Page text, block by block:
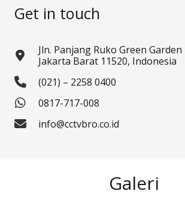
Get in touch
Jln. Panjang Ruko Green
Jakarta Barat 11520, Indonesia
(021) – 2258 0400
0817-717-008
info@cctvbro.co.id
Galeri